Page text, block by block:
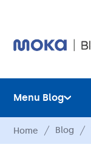
Layanan
Hardware
Menu Blog
Layanan
Home Blog